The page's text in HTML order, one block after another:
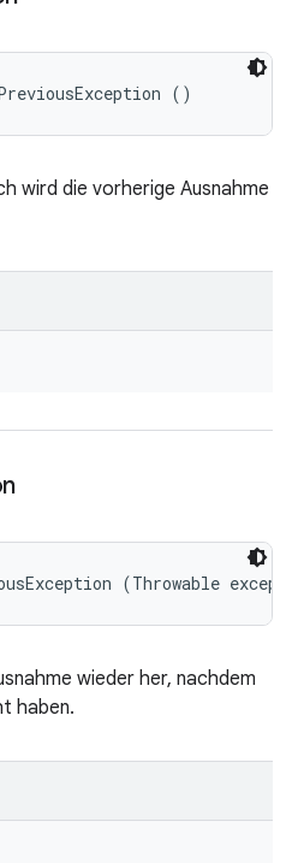
()
wird die vorherige Ausnahme
(Throwable
wieder her, nachdem
haben.